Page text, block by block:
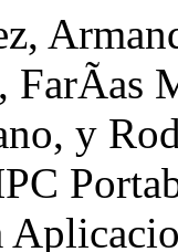
FarÃ­as
y